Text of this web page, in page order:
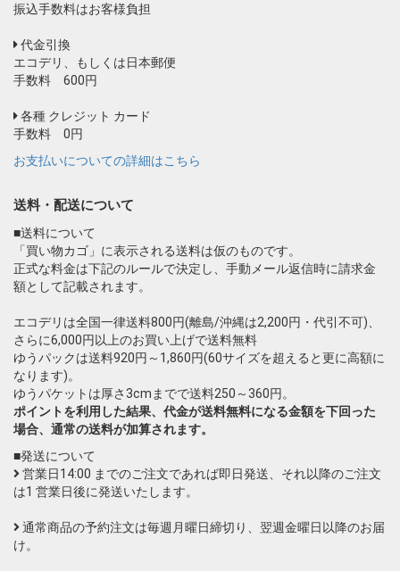
振込手数料はお客様負担
代金引換
エコデリ、もしくは日本郵便
手数料 600円
各種 クレジット カード
手数料 0円
お支払いについての詳細はこちら
送料・配送について
■送料について
「買い物カゴ」に表示される送料は仮のものです。
正式な料金は下記のルールで決定し、手動メール返信時に請求金
額として記載されます。
エコデリは全国一律送料800円(離島/沖縄は2,200円・代引不可)、
さらに6,000円以上のお買い上げで送料無料
ゆうパックは送料920円～1,860円(60サイズを超えると更に高額に
なります)。
ゆうパケットは厚さ3cmまでで送料250～360円。
ポイントを利用した結果、代金が送料無料になる金額を下回った
場合、通常の送料が加算されます。
■発送について
営業日14:00 までのご注文であれば即日発送、それ以降のご注文
は1 営業日後に発送いたします。
通常商品の予約注文は毎週月曜日締切り、翌週金曜日以降のお届
け。